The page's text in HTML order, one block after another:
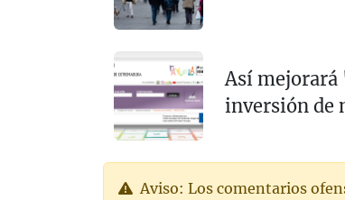
Así mejorará
inversión de
Aviso: Los comentarios